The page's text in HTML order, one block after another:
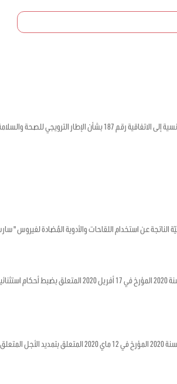
يتعلق بالموافقة على انضمام الجمهورية التونسية إلى الاتفاقية
استخدام اللقاحات والأدوية المُضادة لفيروس " سارس – كوف - 2 " وجبر
يتعلق بالمصادقة على مرسوم رئيس الحكومة عدد 7 لسنة 2020
يتعلق بالمصادقة على مرسوم رئيس الحكومة عدد 18 لسنة 2020